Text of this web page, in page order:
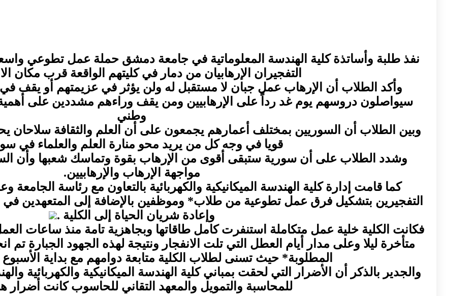
نفذ طلبة وأساتذة كلية الهندسة المعلوماتية في جامعة دمشق حملة عمل تطوعي
التفجيران الإرهابيان من دمار في كليتهم الواقعة قرب مكان
وأكد الطلاب أن الإرهاب عمل جبان لا مستقبل له ولن يؤثر في عزيمتهم أو يقف
سيواصلون دروسهم يوم غد رداً على الإرهابيين ومن يقف وراءهم مشددين على
وطني
وبين الطلاب أن السوريين بمختلف أعمارهم يجمعون على أن العلم والثقافة سلاحان
قويا في وجه كل من يريد محو منارة العلم والعلماء في
وشدد الطلاب على أن سورية ستبقى أقوى من الإرهاب بقوة وتماسك شعبها وأن
مواجهة الإرهاب والإرهابيين.
كما قامت إدارة كلية الهندسة الميكانيكية والكهربائية بالتعاون مع رئاسة الجامعة
التفجيرين بتشكيل فرق عمل تطوعية من طلاب* وموظفين بالإضافة إلى المتعهدين في
وإعادة شريان الحياة إلى الكلية .
فكانت الكلية خلية عمل متكاملة استنفرت كامل طاقاتها وبجاهزية تامة منذ ساعات
المطلوبة* حيث تسنى لطلاب الكلية متابعة دوامهم مع بداية
والجدير بالذكر أن الأضرار التي لحقت بمباني كلية الهندسة الميكانيكية والكهربائية
للمحاسبة والتمويل والمعهد التقاني للحاسوب كانت أضرار